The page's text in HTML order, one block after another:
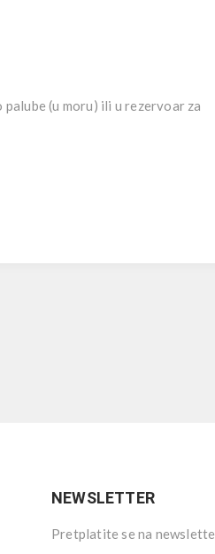
(u moru) ili u rezervoar za
NEWSLETTER
Pretplatite se na